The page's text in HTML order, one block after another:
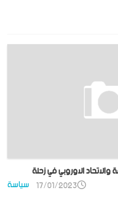
الاوروبي في زحلة
سياسة 17/01/2023